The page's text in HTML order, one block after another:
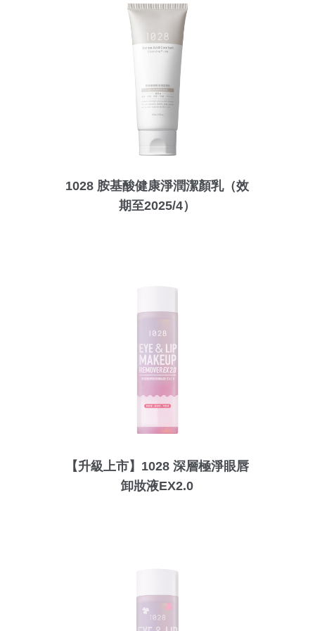
1028 胺基酸健康淨潤潔顏乳（效
期至2025/4）
【升級上市】1028 深層極淨眼唇
卸妝液EX2.0